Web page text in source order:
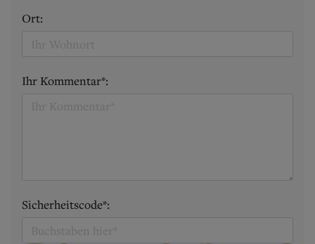
Ort:
Ihr Kommentar*:
Sicherheitscode*: